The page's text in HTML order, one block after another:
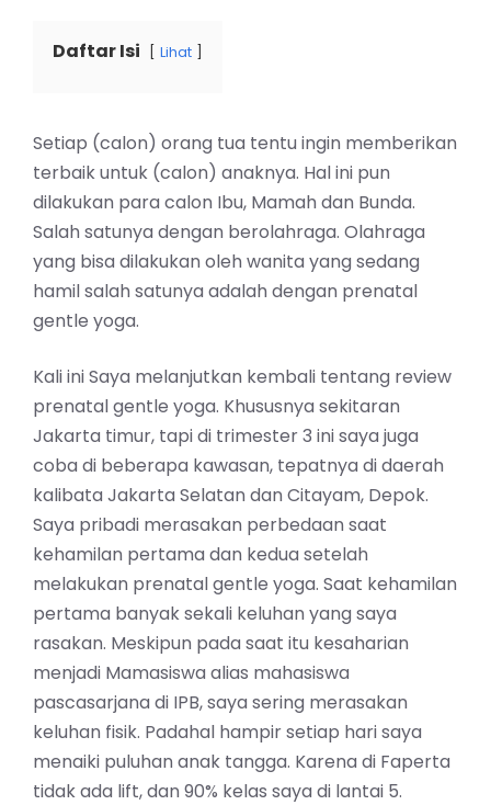
Daftar Isi Lihat
Setiap (calon) orang tua tentu ingin memberikan
terbaik untuk (calon) anaknya. Hal ini pun
dilakukan para calon Ibu, Mamah dan Bunda.
Salah satunya dengan berolahraga. Olahraga
yang bisa dilakukan oleh wanita yang sedang
hamil salah satunya adalah dengan prenatal
gentle yoga.
Kali ini Saya melanjutkan kembali tentang review
prenatal gentle yoga. Khususnya sekitaran
Jakarta timur, tapi di trimester 3 ini saya juga
coba di beberapa kawasan, tepatnya di daerah
kalibata Jakarta Selatan dan Citayam, Depok.
Saya pribadi merasakan perbedaan saat
kehamilan pertama dan kedua setelah
melakukan prenatal gentle yoga. Saat kehamilan
pertama banyak sekali keluhan yang saya
rasakan. Meskipun pada saat itu kesaharian
menjadi Mamasiswa alias mahasiswa
pascasarjana di IPB, saya sering merasakan
keluhan fisik. Padahal hampir setiap hari saya
menaiki puluhan anak tangga. Karena di Faperta
tidak ada lift, dan 90% kelas saya di lantai 5.